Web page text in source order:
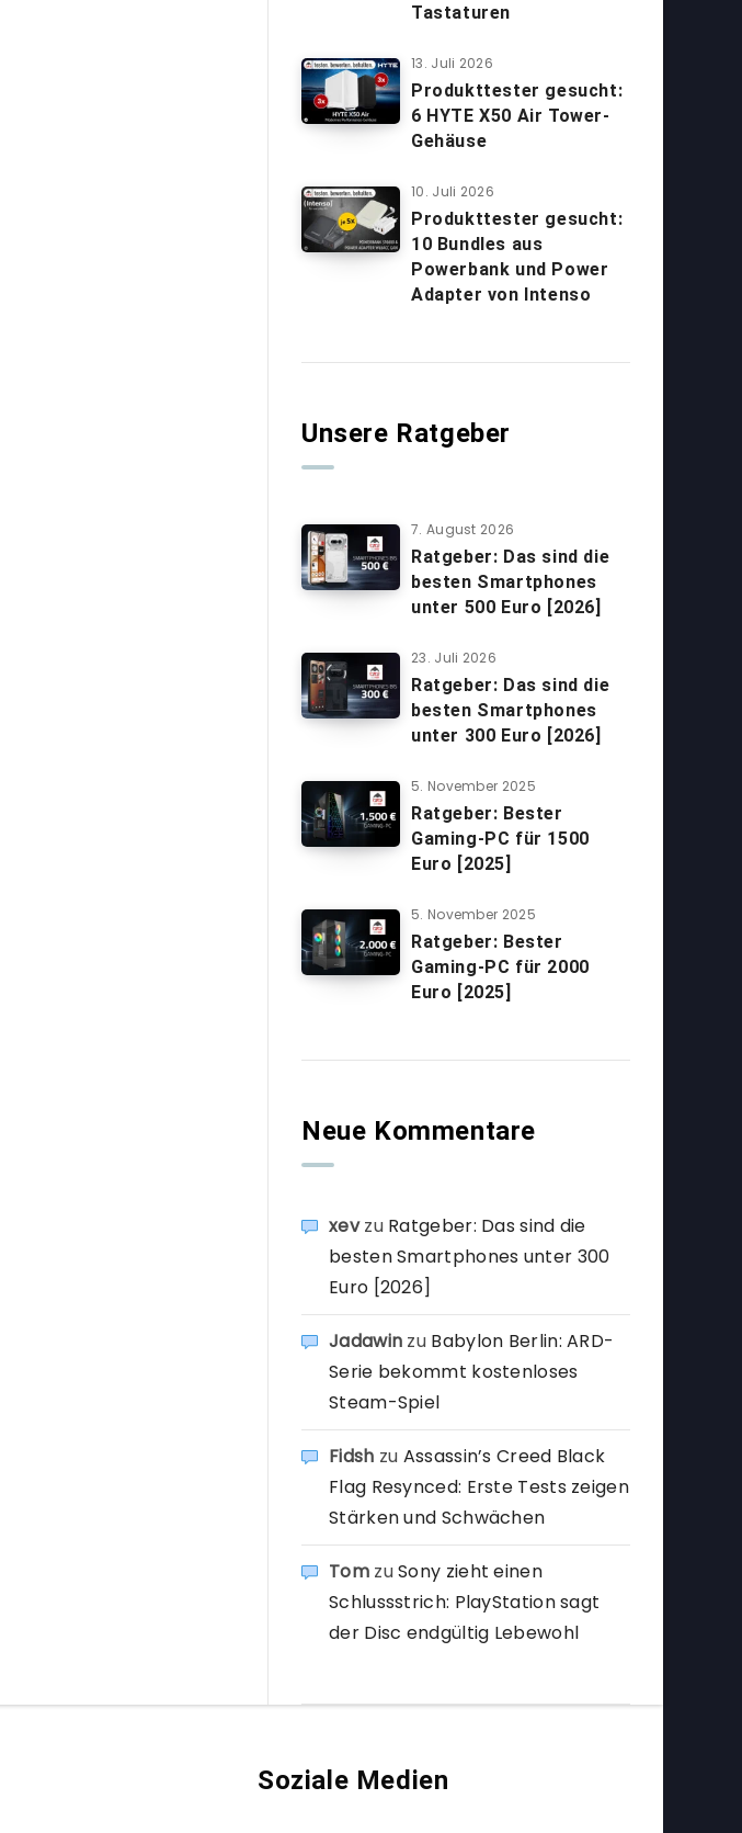
Tastaturen
13. Juli 2026
Produkttester gesucht:
6 HYTE X50 Air Tower-
Gehäuse
10. Juli 2026
Produkttester gesucht:
10 Bundles aus
Powerbank und Power
Adapter von Intenso
Unsere Ratgeber
7. August 2026
Ratgeber: Das sind die
besten Smartphones
unter 500 Euro [2026]
23. Juli 2026
Ratgeber: Das sind die
besten Smartphones
unter 300 Euro [2026]
5. November 2025
Ratgeber: Bester
Gaming-PC für 1500
Euro [2025]
5. November 2025
Ratgeber: Bester
Gaming-PC für 2000
Euro [2025]
Neue Kommentare
xevzu Ratgeber: Das sind die
besten Smartphones unter 300
Euro [2026]
Jadawin zu Babylon Berlin: ARD-
Serie bekommt kostenloses
Steam-Spiel
Fidsh zu Assassin’s Creed Black
Flag Resynced: Erste Tests zeigen
Stärken und Schwächen
TomzuSony zieht einen
Schlussstrich: PlayStation sagt
der Disc endgültig Lebewohl
Soziale Medien